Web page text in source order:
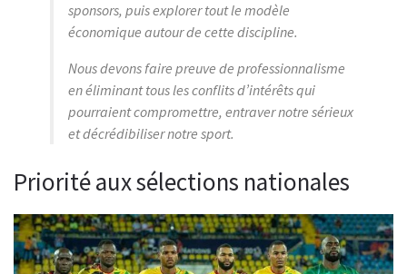
sponsors, puis explorer tout le modèle
économique autour de cette discipline.
Nous devons faire preuve de professionnalisme
en éliminant tous les conflits d’intérêts qui
pourraient compromettre, entraver notre sérieux
et décrédibiliser notre sport.
Priorité aux sélections nationales